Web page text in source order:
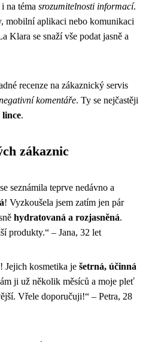
na téma srozumitelnosti informací.
mobilní aplikaci nebo komunikaci
Klara se snaží vše podat jasně a
recenze na zákaznický servis
komentáře. Ty se nejčastěji
lince.
zákaznic
seznámila teprve nedávno a
! Vyzkoušela jsem zatím jen pár
hydratovaná a rozjasněná.
produkty.“ – Jana, 32 let
Jejich kosmetika je šetrná, účinná
ji už několik měsíců a moje pleť
Vřele doporučuji!“ – Petra, 28